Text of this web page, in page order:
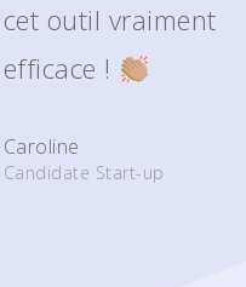
cet outil vraiment
efficace !
Caroline
Candidate Start-up